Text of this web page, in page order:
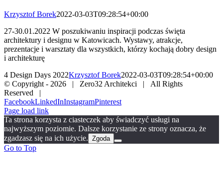
Krzysztof Borek2022-03-03T09:28:54+00:00
27-30.01.2022 W poszukiwaniu inspiracji podczas święta
architektury i designu w Katowicach. Wystawy, atrakcje,
prezentacje i warsztaty dla wszystkich, którzy kochają dobry design
i architekturę
4 Design Days 2022Krzysztof Borek2022-03-03T09:28:54+00:00
© Copyright - 2026 | Zero32 Architekci | All Rights
Reserved |
FacebookLinkedInInstagramPinterest
Page load link
Ta strona korzysta z ciasteczek aby świadczyć usługi na
najwyższym poziomie. Dalsze korzystanie ze strony oznacza, że
zgadzasz się na ich użycie. Zgoda
Go to Top